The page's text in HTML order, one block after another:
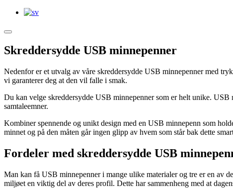
Skreddersydde USB minnepenner
Nedenfor er et utvalg av våre skreddersydde USB minnepenner med
vi garanterer deg at den vil falle i smak.
Du kan velge skreddersydde USB minnepenner som er helt unike.
samtaleemner.
Kombiner spennende og unikt design med en USB minnepenn som
minnet og på den måten går ingen glipp av hvem som står bak dette
Fordeler med skreddersydde USB
Man kan få USB minnepenner i mange ulike materialer og tre er en av
miljøet en viktig del av deres profil. Dette har sammenheng med at